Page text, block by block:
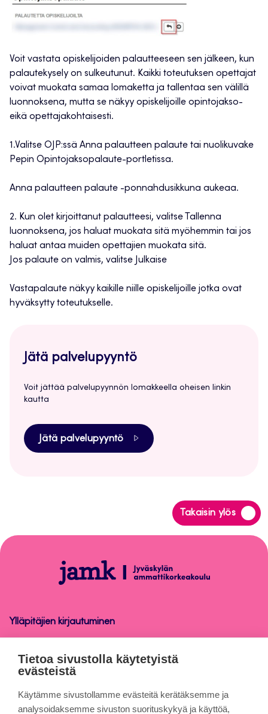
Voit vastata opiskelijoiden palautteeseen sen jälkeen, kun
palautekysely on sulkeutunut. Kaikki toteutuksen opettajat
voivat muokata samaa lomaketta ja tallentaa sen välillä
luonnoksena, mutta se näkyy opiskelijoille opintojakso-
eikä opettajakohtaisesti.
1.Valitse OJP:ssä Anna palautteen palaute tai nuolikuvake
Pepin Opintojaksopalaute-portletissa.
Anna palautteen palaute -ponnahdusikkuna aukeaa.
2. Kun olet kirjoittanut palautteesi, valitse Tallenna
luonnoksena, jos haluat muokata sitä myöhemmin tai jos
haluat antaa muiden opettajien muokata sitä.
Jos palaute on valmis, valitse Julkaise
Vastapalaute näkyy kaikille niille opiskelijoille jotka ovat
hyväksytty toteutukselle.
Jätä palvelupyyntö
Voit jättää palvelupyynnön lomakkeella oheisen linkin
kautta
Jätä palvelupyyntö
Takaisin ylös
Siirry
takaisin
Peppi-
ohjeet
Ylläpitäjien kirjautuminen
Peppi-ohjeet henkilökunnalle
Tietoa sivuista
Tietoa sivustolla käytetyistä
evästeistä
Käytämme sivustollamme evästeitä kerätäksemme ja
analysoidaksemme sivuston suorituskykyä ja käyttöä,